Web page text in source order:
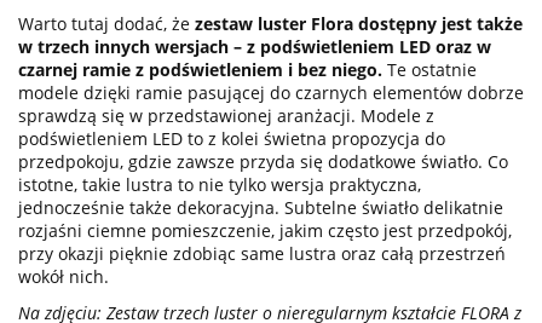
Warto tutaj dodać, że zestaw luster Flora dostępny jest także
w trzech innych wersjach – z podświetleniem LED oraz w
czarnej ramie z podświetleniem i bez niego. Te ostatnie
modele dzięki ramie pasującej do czarnych elementów dobrze
sprawdzą się w przedstawionej aranżacji. Modele z
podświetleniem LED to z kolei świetna propozycja do
przedpokoju, gdzie zawsze przyda się dodatkowe światło. Co
istotne, takie lustra to nie tylko wersja praktyczna,
jednocześnie także dekoracyjna. Subtelne światło delikatnie
rozjaśni ciemne pomieszczenie, jakim często jest przedpokój,
przy okazji pięknie zdobiąc same lustra oraz całą przestrzeń
wokół nich.
Na zdjęciu: Zestaw trzech luster o nieregularnym kształcie FLORA z